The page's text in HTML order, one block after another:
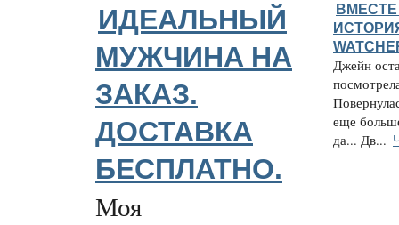
ИДЕАЛЬНЫЙ
МУЖЧИНA НА
ЗАКАЗ.
ДОСТАВКА
БЕСПЛАТНО.
Моя
Джейн
еще
да... Дв...